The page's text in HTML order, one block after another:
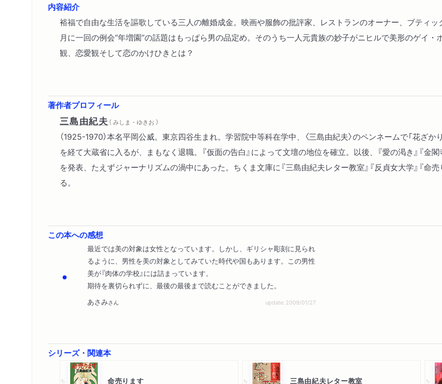
内容紹介
裕福で自由な生活を謳歌している三人の離婚成金。映画や服飾の批評家、レストランのオーナー、ブティッ
月に一回の例会“年増園”の話題はもっぱら男の品定め。そのうち一人元貴族の妙子がニヒルで美形のゲイ
観、恋愛観そして恋のかけひきとは？
著作者プロフィール
三島由紀夫 （ みしま・ゆきお ）
（1925-1970）本名平岡公威。東京四谷生まれ。学習院中等科在学中、〈三島由紀夫〉のペンネームで「花ざ
を経て大蔵省に入るが、まもなく退職。『仮面の告白』によって文壇の地位を確立。以後、『愛の渇き』『金閣
を発表、たえずジャーナリズムの渦中にあった。ちくま文庫に『三島由紀夫レター教室』『反貞女大学』『命売
る。
この本への感想
最近では美の対象は女性となっています。しかし、ギリシャ彫刻に見られ
るように、男性を美の対象としてみていた時代や国もあります。この男性
美が『肉体の学校』には詰まっています。
期待を裏切られずに、最後の最後まで読むことができました。
あさみさん update: 2009/01/27
シリーズ・関連本
命売ります 三島由紀夫レター教室